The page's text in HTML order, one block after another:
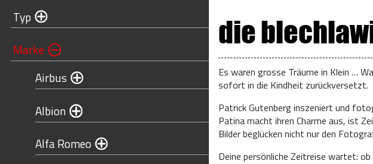
Typ
Marke
Airbus
Albion
Alfa Romeo
die
Es waren grosse Träume in Klein …
sofort in die Kindheit zurückversetzt.
Patrick Gutenberg inszeniert und
Patina macht ihren Charme aus, ist
Bilder beglücken nicht nur den
Deine persönliche Zeitreise wartet: